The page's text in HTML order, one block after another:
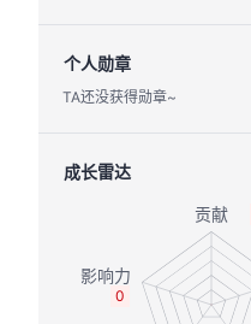
个人勋章
TA还没获得勋章~
成长雷达
0